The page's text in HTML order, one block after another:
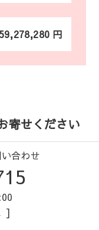
円
寄せください
合わせ
]